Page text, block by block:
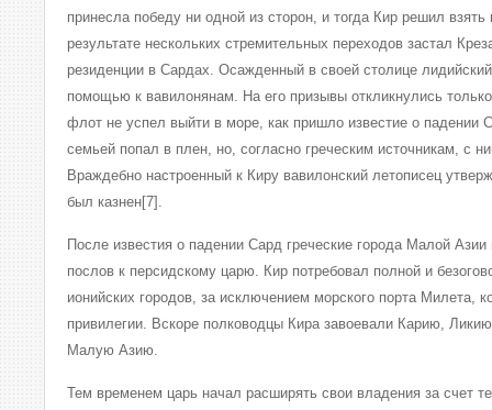
принесла победу ни одной из сторон, и тогда Кир решил взять
результате нескольких стремительных переходов застал
резиденции в Сардах. Осажденный в своей столице
помощью к вавилонянам. На его призывы откликнулись
флот не успел выйти в море, как пришло известие о падении
семьей попал в плен, но, согласно греческим источникам, с
Враждебно настроенный к Киру вавилонский летописец
был казнен[7].
После известия о падении Сард греческие города Малой
послов к персидскому царю. Кир потребовал полной и
ионийских городов, за исключением морского порта Милета,
привилегии. Вскоре полководцы Кира завоевали Карию,
Малую Азию.
Тем временем царь начал расширять свои владения за счет